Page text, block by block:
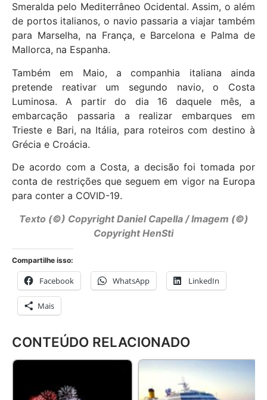
Smeralda pelo Mediterrâneo Ocidental. Assim, o além
de portos italianos, o navio passaria a viajar também
para Marselha, na França, e Barcelona e Palma de
Mallorca, na Espanha.
Também em Maio, a companhia italiana ainda
pretende reativar um segundo navio, o Costa
Luminosa. A partir do dia 16 daquele mês, a
embarcação passaria a realizar embarques em
Trieste e Bari, na Itália, para roteiros com destino à
Grécia e Croácia.
De acordo com a Costa, a decisão foi tomada por
conta de restrições que seguem em vigor na Europa
para conter a COVID-19.
Texto (©) Copyright Daniel Capella / Imagem (©)
Copyright HenSti
Compartilhe isso:
Facebook WhatsApp LinkedIn
Mais
CONTEÚDO RELACIONADO